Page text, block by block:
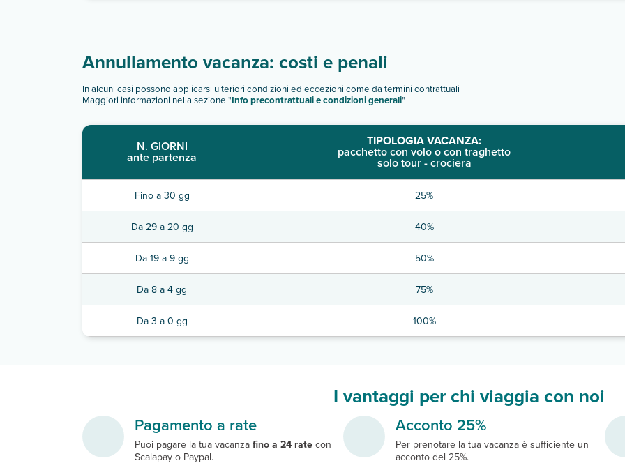
Annullamento vacanza: costi e penali
In alcuni casi possono applicarsi ulteriori condizioni ed eccezioni come da termini contrattuali
Maggiori informazioni nella sezione "Info precontrattuali e condizioni generali"
N. GIORNI
ante partenza
TIPOLOGIA VACANZA:
pacchetto con volo o con traghetto
solo tour - crociera
Fino a 30 gg 25%
Da 29 a 20 gg 40%
Da 19 a 9 gg 50%
Da 8 a 4 gg 75%
Da 3 a 0 gg 100%
I vantaggi per chi viaggia con noi
Pagamento a rate
Puoi pagare la tua vacanza fino a 24 rate con
Scalapay o Paypal.
Acconto 25%
Per prenotare la tua vacanza è sufficiente un
acconto del 25%.